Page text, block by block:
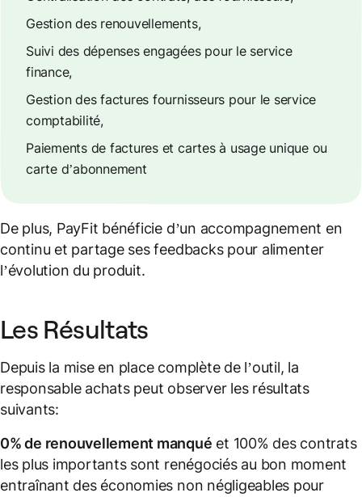
Gestion des renouvellements,
Suivi des dépenses engagées pour le service
finance,
Gestion des factures fournisseurs pour le service
comptabilité,
Paiements de factures et cartes à usage unique ou
carte d’abonnement
De plus, PayFit bénéficie d’un accompagnement en
continu et partage ses feedbacks pour alimenter
l’évolution du produit.
Les Résultats
Depuis la mise en place complète de l’outil, la
responsable achats peut observer les résultats
suivants:
0% de renouvellement manqué et 100% des contrats
les plus importants sont renégociés au bon moment
entraînant des économies non négligeables pour